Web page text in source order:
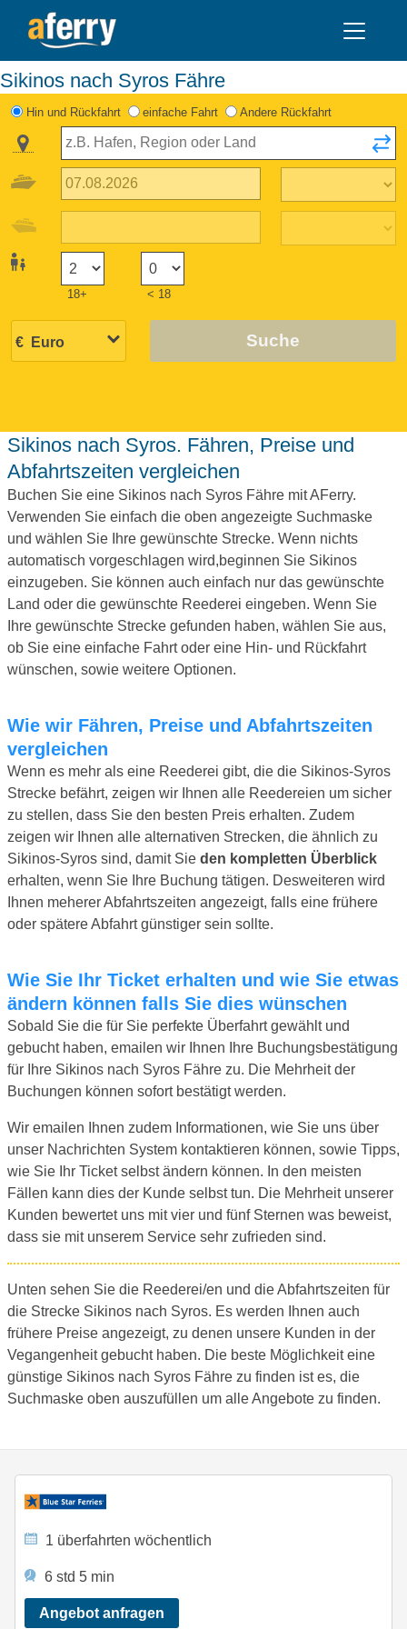
Sikinos nach Syros Fähre
Hin und Rückfahrt einfache Fahrt Andere Rückfahrt
18+ < 18
Suche
Sikinos nach Syros. Fähren, Preise und
Abfahrtszeiten vergleichen
Buchen Sie eine Sikinos nach Syros Fähre mit AFerry.
Verwenden Sie einfach die oben angezeigte Suchmaske
und wählen Sie Ihre gewünschte Strecke. Wenn nichts
automatisch vorgeschlagen wird,beginnen Sie Sikinos
einzugeben. Sie können auch einfach nur das gewünschte
Land oder die gewünschte Reederei eingeben. Wenn Sie
Ihre gewünschte Strecke gefunden haben, wählen Sie aus,
ob Sie eine einfache Fahrt oder eine Hin- und Rückfahrt
wünschen, sowie weitere Optionen.
Wie wir Fähren, Preise und Abfahrtszeiten
vergleichen
Wenn es mehr als eine Reederei gibt, die die Sikinos-Syros
Strecke befährt, zeigen wir Ihnen alle Reedereien um sicher
zu stellen, dass Sie den besten Preis erhalten. Zudem
zeigen wir Ihnen alle alternativen Strecken, die ähnlich zu
Sikinos-Syros sind, damit Sie den kompletten Überblick
erhalten, wenn Sie Ihre Buchung tätigen. Desweiteren wird
Ihnen meherer Abfahrtszeiten angezeigt, falls eine frühere
oder spätere Abfahrt günstiger sein sollte.
Wie Sie Ihr Ticket erhalten und wie Sie etwas
ändern können falls Sie dies wünschen
Sobald Sie die für Sie perfekte Überfahrt gewählt und
gebucht haben, emailen wir Ihnen Ihre Buchungsbestätigung
für Ihre Sikinos nach Syros Fähre zu. Die Mehrheit der
Buchungen können sofort bestätigt werden.
Wir emailen Ihnen zudem Informationen, wie Sie uns über
unser Nachrichten System kontaktieren können, sowie Tipps,
wie Sie Ihr Ticket selbst ändern können. In den meisten
Fällen kann dies der Kunde selbst tun. Die Mehrheit unserer
Kunden bewertet uns mit vier und fünf Sternen was beweist,
dass sie mit unserem Service sehr zufrieden sind.
Unten sehen Sie die Reederei/en und die Abfahrtszeiten für
die Strecke Sikinos nach Syros. Es werden Ihnen auch
frühere Preise angezeigt, zu denen unsere Kunden in der
Vegangenheit gebucht haben. Die beste Möglichkeit eine
günstige Sikinos nach Syros Fähre zu finden ist es, die
Suchmaske oben auszufüllen um alle Angebote zu finden.
1 überfahrten wöchentlich
6 std 5 min
Angebot anfragen